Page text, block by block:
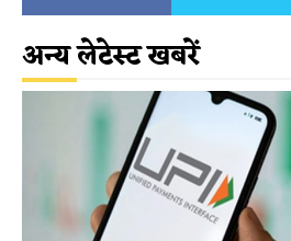
अन्य लेटेस्ट खबरें